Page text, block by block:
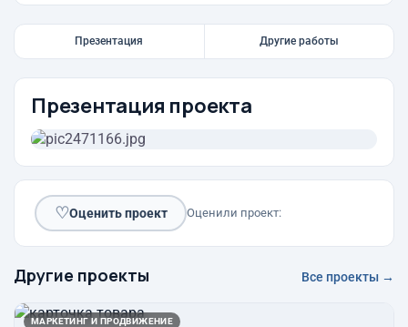
Презентация Другие работы
Презентация проекта
♡Оценить проект Оценили проект:
Другие проекты Все проекты →
МАРКЕТИНГ И ПРОДВИЖЕНИЕ